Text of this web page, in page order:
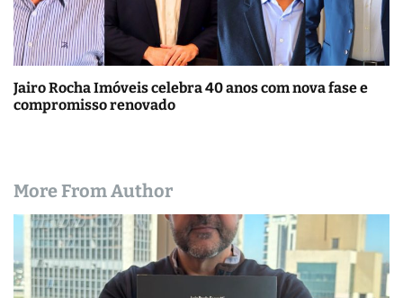
Jairo Rocha Imóveis celebra 40 anos com nova fase e
compromisso renovado
More From Author